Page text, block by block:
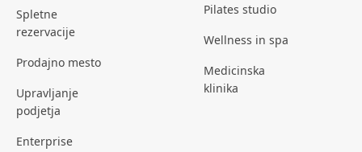
Spletne
rezervacije
Prodajno mesto
Upravljanje
podjetja
Enterprise
Pilates studio
Wellness in spa
Medicinska
klinika